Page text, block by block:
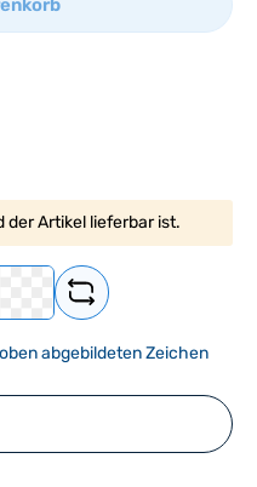
Artikel lieferbar ist.
abgebildeten Zeichen